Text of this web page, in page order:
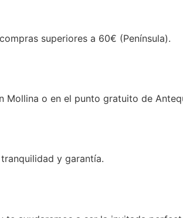
superiores a 60€ (Península).
Mollina o en el punto gratuito de
y garantía.